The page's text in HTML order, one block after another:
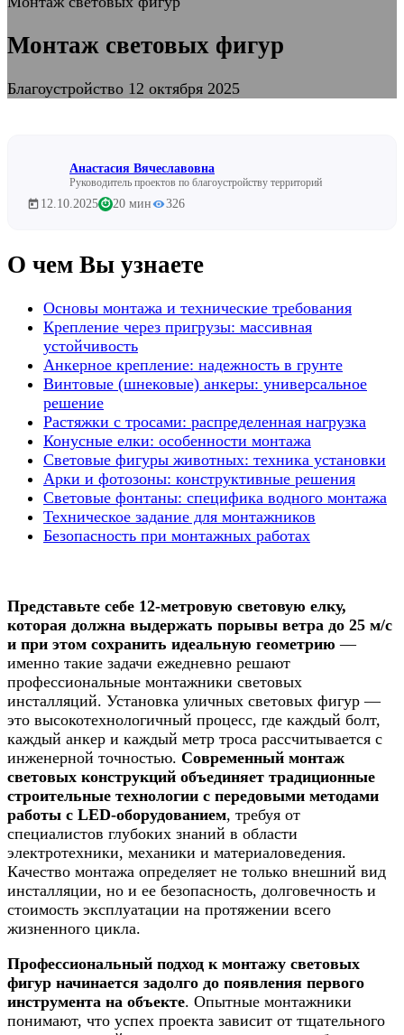
Монтаж световых фигур
Благоустройство 12 октября 2025
Анастасия Вячеславовна
Руководитель проектов по благоустройству территорий
12.10.2025 ⏱ 20 мин 326
О чем Вы узнаете
Основы монтажа и технические требования
Крепление через пригрузы: массивная
устойчивость
Анкерное крепление: надежность в грунте
Винтовые (шнековые) анкеры: универсальное
решение
Растяжки с тросами: распределенная нагрузка
Конусные елки: особенности монтажа
Световые фигуры животных: техника установки
Арки и фотозоны: конструктивные решения
Световые фонтаны: специфика водного монтажа
Техническое задание для монтажников
Безопасность при монтажных работах
Представьте себе 12-метровую световую елку,
которая должна выдержать порывы ветра до 25 м/с
и при этом сохранить идеальную геометрию —
именно такие задачи ежедневно решают
профессиональные монтажники световых
инсталляций. Установка уличных световых фигур —
это высокотехнологичный процесс, где каждый болт,
каждый анкер и каждый метр троса рассчитывается с
инженерной точностью. Современный монтаж
световых конструкций объединяет традиционные
строительные технологии с передовыми методами
работы с LED-оборудованием, требуя от
специалистов глубоких знаний в области
электротехники, механики и материаловедения.
Качество монтажа определяет не только внешний вид
инсталляции, но и ее безопасность, долговечность и
стоимость эксплуатации на протяжении всего
жизненного цикла.
Профессиональный подход к монтажу световых
фигур начинается задолго до появления первого
инструмента на объекте. Опытные монтажники
понимают, что успех проекта зависит от тщательного